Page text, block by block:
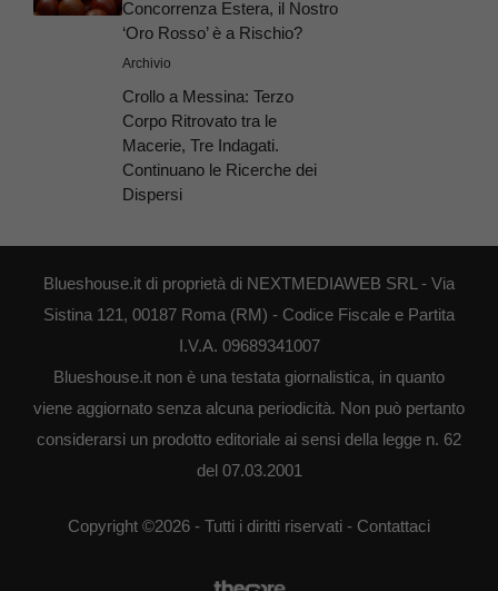
Concorrenza Estera, il Nostro
‘Oro Rosso’ è a Rischio?
Archivio
Crollo a Messina: Terzo
Corpo Ritrovato tra le
Macerie, Tre Indagati.
Continuano le Ricerche dei
Dispersi
Blueshouse.it di proprietà di NEXTMEDIAWEB SRL - Via
Sistina 121, 00187 Roma (RM) - Codice Fiscale e Partita
I.V.A. 09689341007
Blueshouse.it non è una testata giornalistica, in quanto
viene aggiornato senza alcuna periodicità. Non può pertanto
considerarsi un prodotto editoriale ai sensi della legge n. 62
del 07.03.2001
Copyright ©2026 - Tutti i diritti riservati - Contattaci